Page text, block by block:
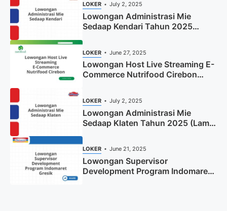
LOKER July 2, 2025
Lowongan Administrasi Mie
Sedaap Kendari Tahun 2025
LOKER June 27, 2025
Lowongan Host Live Streaming E-
Commerce Nutrifood Cirebon
LOKER July 2, 2025
Lowongan Administrasi Mie
Sedaap Klaten Tahun 2025 (Lamar
LOKER June 21, 2025
Lowongan Supervisor
Development Program Indomaret